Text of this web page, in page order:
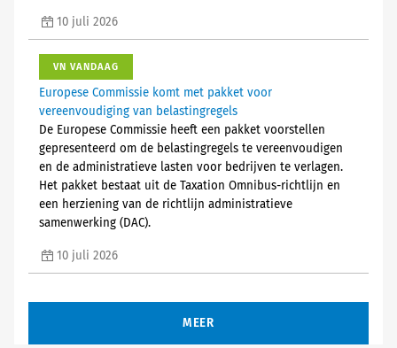
10 juli 2026
VN VANDAAG
Europese Commissie komt met pakket voor
vereenvoudiging van belastingregels
De Europese Commissie heeft een pakket voorstellen
gepresenteerd om de belastingregels te vereenvoudigen
en de administratieve lasten voor bedrijven te verlagen.
Het pakket bestaat uit de Taxation Omnibus-richtlijn en
een herziening van de richtlijn administratieve
samenwerking (DAC).
10 juli 2026
MEER